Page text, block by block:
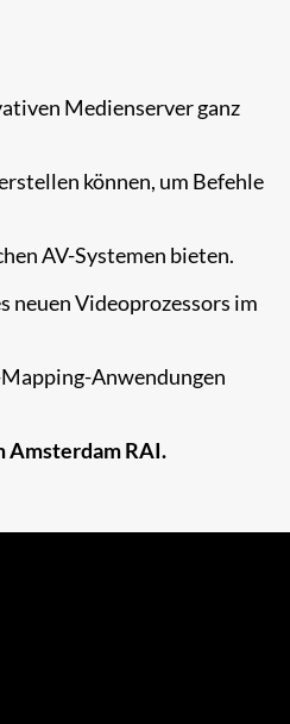
Medienserver ganz
können, um Befehle
AV-Systemen bieten.
neuen Videoprozessors im
Anwendungen
Amsterdam RAI.